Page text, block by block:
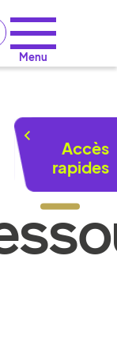
Menu
Accès
rapides